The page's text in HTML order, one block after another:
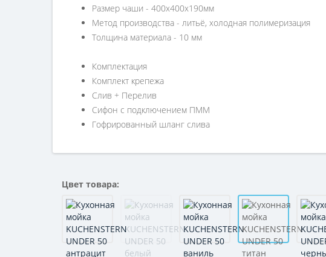
Размер чаши - 400х400х190мм
Метод производства - литьё, холодная полимеризация
Толщина материала - 10 мм
Комплектация
Комплект крепежа
Слив + Перелив
Сифон с подключением ПММ
Гофрированный шланг слива
Цвет товара: